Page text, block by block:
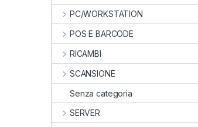
PC/WORKSTATION
POS E BARCODE
RICAMBI
SCANSIONE
Senza categoria
SERVER